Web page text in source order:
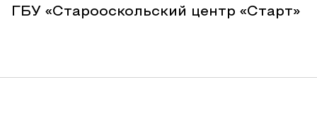
ГБУ «Старооскольский центр «Старт»